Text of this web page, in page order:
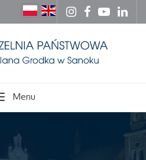
Menu